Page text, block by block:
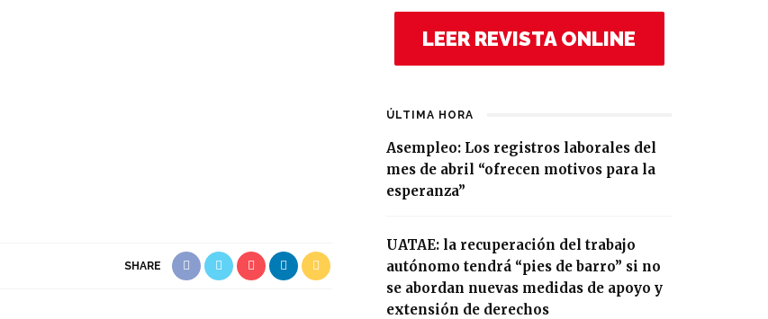
SHARE
LEER REVISTA ONLINE
ÚLTIMA HORA
Asempleo: Los registros laborales del
mes de abril “ofrecen motivos para la
esperanza”
UATAE: la recuperación del trabajo
autónomo tendrá “pies de barro” si no
se abordan nuevas medidas de apoyo y
extensión de derechos